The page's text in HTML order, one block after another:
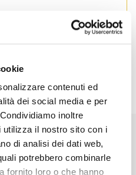
contenuti ed
dei social media e per
inoltre
utilizza il nostro sito con i
di analisi dei dati web,
potrebbero combinarle
fornito loro o che hanno
entrare a far parte di una